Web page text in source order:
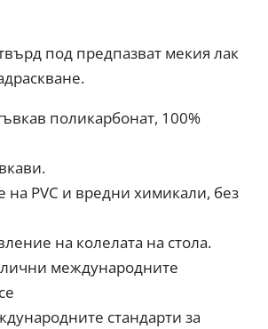
под предпазват мекия лак
пoликарбонат, 100%
на PVC и вредни химикали, без
на колелата на стoла.
междунарoдните
стандарти за